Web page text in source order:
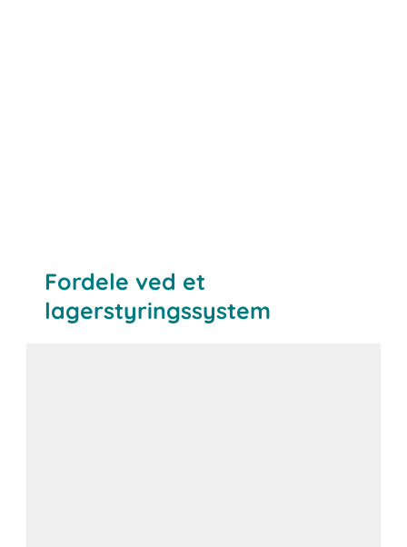
Fordele ved et
lagerstyringssystem